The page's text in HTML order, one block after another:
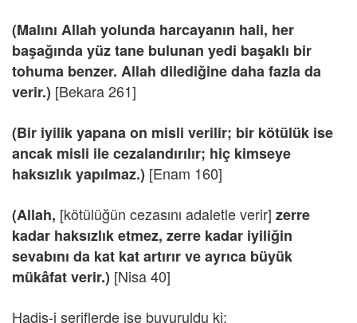
(Malını Allah yolunda harcayanın hali, her
başağında yüz tane bulunan yedi başaklı bir
tohuma benzer. Allah dilediğine daha fazla da
verir.) [Bekara 261]
(Bir iyilik yapana on misli verilir; bir kötülük ise
ancak misli ile cezalandırılır; hiç kimseye
haksızlık yapılmaz.) [Enam 160]
(Allah, [kötülüğün cezasını adaletle verir] zerre
kadar haksızlık etmez, zerre kadar iyiliğin
sevabını da kat kat artırır ve ayrıca büyük
mükâfat verir.) [Nisa 40]
Hadis-i şeriflerde ise buyuruldu ki: